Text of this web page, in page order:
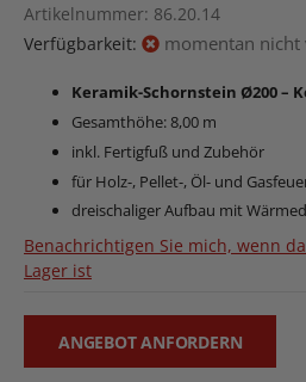
Artikelnummer 86.20.14
Verfügbarkeit:
momentan
Keramik-Schornstein Ø200 –
Gesamthöhe: 8,00 m
inkl. Fertigfuß und Zubehör
für Holz-, Pellet-, Öl- und
dreischaliger Aufbau mit
Benachrichtigen Sie mich, wenn
Lager ist
ANGEBOT ANFORDERN